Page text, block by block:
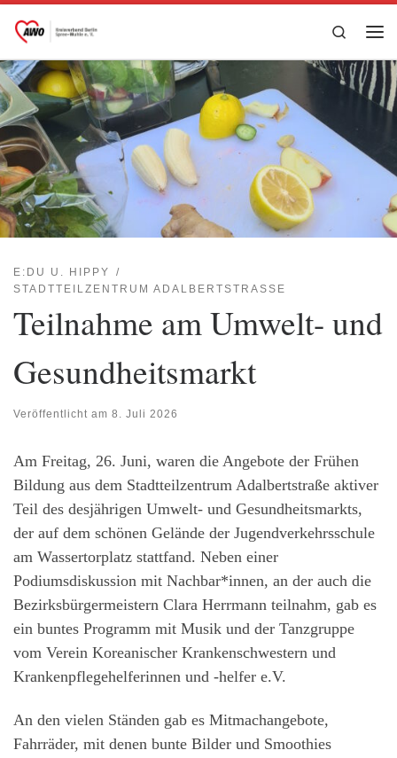
Zum Inhalt springen
Search
E:DU U. HIPPY
STADTTEILZENTRUM ADALBERTSTRASSE
Teilnahme am Umwelt- und
Gesundheitsmarkt
Veröffentlicht am 8. Juli 2026
Am Freitag, 26. Juni, waren die Angebote der Frühen
Bildung aus dem Stadtteilzentrum Adalbertstraße aktiver
Teil des desjährigen Umwelt- und Gesundheitsmarkts,
der auf dem schönen Gelände der Jugendverkehrsschule
am Wassertorplatz stattfand. Neben einer
Podiumsdiskussion mit Nachbar*innen, an der auch die
Bezirksbürgermeistern Clara Herrmann teilnahm, gab es
ein buntes Programm mit Musik und der Tanzgruppe
vom Verein Koreanischer Krankenschwestern und
Krankenpflegehelferinnen und -helfer e.V.
An den vielen Ständen gab es Mitmachangebote,
Fahrräder, mit denen bunte Bilder und Smoothies